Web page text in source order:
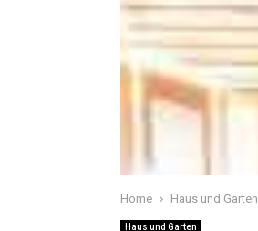
Home Haus und Garten
Haus und Garten